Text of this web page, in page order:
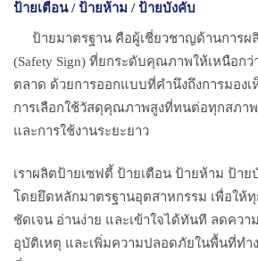
ป้ายเตือน / ป้ายห้าม / ป้ายบังคับ
ป้ายมาตรฐาน คือผู้เชี่ยวชาญด้านการ
(Safety Sign) ที่ยกระดับคุณภาพให้เหนือก
ตลาด ด้วยการออกแบบที่คำนึงถึงการมองเ
การเลือกใช้วัสดุคุณภาพสูงที่ทนต่อทุกสภา
และการใช้งานระยะยาว
เราผลิตป้ายเซฟตี้ ป้ายเตือน ป้ายห้าม ป้าย
โดยยึดหลักมาตรฐานอุตสาหกรรม เพื่อให้
ชัดเจน อ่านง่าย และเข้าใจได้ทันที ลดความ
อุบัติเหตุ และเพิ่มความปลอดภัยในพื้นที่ทำ